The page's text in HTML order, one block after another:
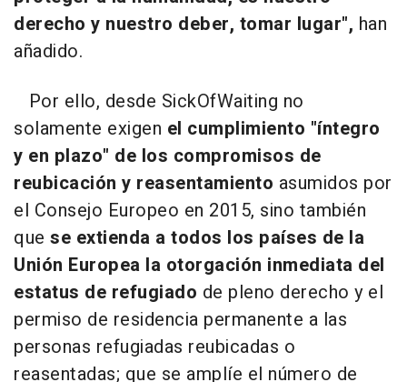
derecho y nuestro deber, tomar lugar", han
añadido.
Por ello, desde SickOfWaiting no
solamente exigen el cumplimiento "íntegro
y en plazo" de los compromisos de
reubicación y reasentamiento asumidos por
el Consejo Europeo en 2015, sino también
que se extienda a todos los países de la
Unión Europea la otorgación inmediata del
estatus de refugiado de pleno derecho y el
permiso de residencia permanente a las
personas refugiadas reubicadas o
reasentadas; que se amplíe el número de